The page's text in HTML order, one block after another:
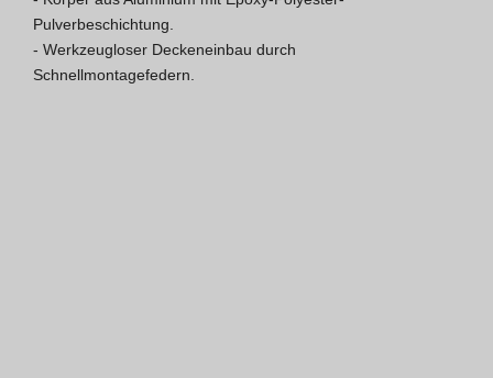
Gesamkatalog [EN/FR]
Gesamkatalog [PT/ES]
Pulverbeschichtung.
- Werkzeugloser Deckeneinbau durch
Schnellmontagefedern.